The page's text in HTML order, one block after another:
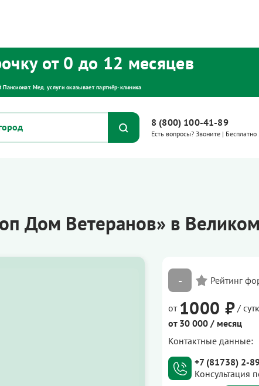
от 0 до 12 месяцев
Мед. услуги оказывает партнёр‑клиника
8 (800) 100-41-89
Есть вопросы? Звоните |
Дом Ветеранов» в Великом
-
от 1000 ₽/
от 30 000 / месяц
Контактные данные:
+7 (81738) 2-
Консультация